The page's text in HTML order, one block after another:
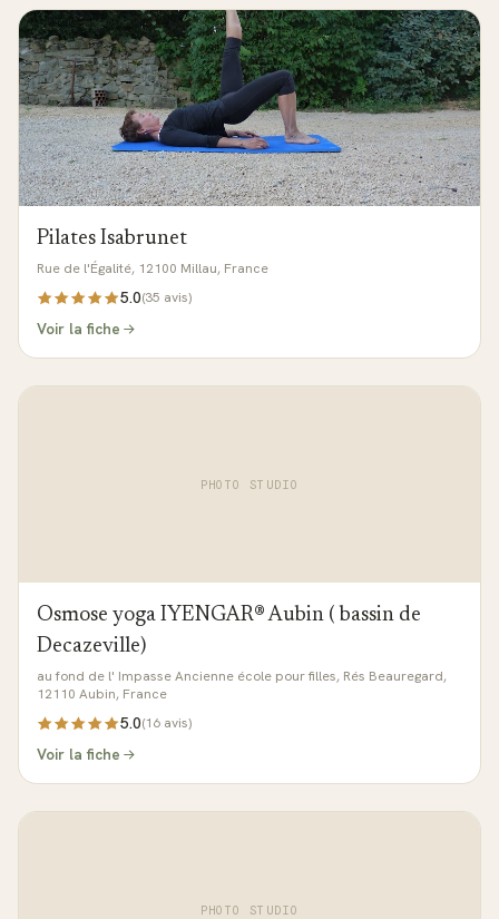
Pilates Isabrunet
Rue de l'Égalité, 12100 Millau, France
5.0(35 avis)
Voir la fiche
PHOTO STUDIO
Osmose yoga IYENGAR® Aubin ( bassin de
Decazeville)
au fond de l' Impasse Ancienne école pour filles, Rés Beauregard,
12110 Aubin, France
5.0(16 avis)
Voir la fiche
PHOTO STUDIO